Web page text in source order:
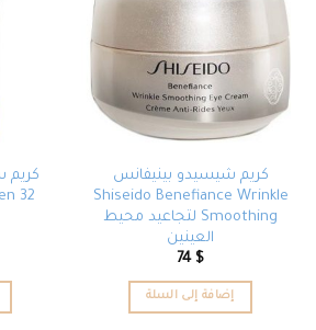
كريم شيسيدو بينيفانس
Shiseido Benefiance Wrinkle
Smoothing لتجاعيد محيط
العينين
74 $
إضافة إلى السلة